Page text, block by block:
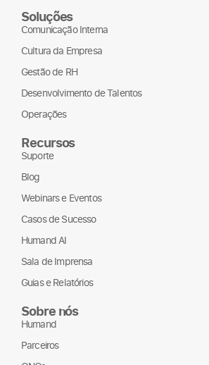
Soluções
Comunicação Interna
Cultura da Empresa
Gestão de RH
Desenvolvimento de Talentos
Operações
Recursos
Suporte
Blog
Webinars e Eventos
Casos de Sucesso
Humand AI
Sala de Imprensa
Guias e Relatórios
Sobre nós
Humand
Parceiros